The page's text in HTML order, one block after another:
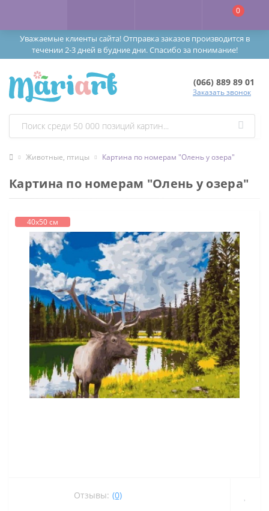
Уважаемые клиенты сайта! Отправка заказов производится в
течении 2-3 дней в будние дни. Спасибо за понимание!
0
(066) 889 89 01
Заказать звонок
Животные, птицы Картина по номерам "Олень у озера"
Картина по номерам "Олень у озера"
40х50 см
Отзывы: (0)